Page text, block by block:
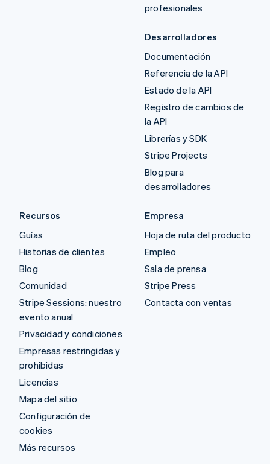
profesionales
Desarrolladores
Documentación
Referencia de la API
Estado de la API
Registro de cambios de
la API
Librerías y SDK
Stripe Projects
Blog para
desarrolladores
Recursos
Guías
Historias de clientes
Blog
Comunidad
Stripe Sessions: nuestro
evento anual
Privacidad y condiciones
Empresas restringidas y
prohibidas
Licencias
Mapa del sitio
Configuración de
cookies
Más recursos
Empresa
Hoja de ruta del producto
Empleo
Sala de prensa
Stripe Press
Contacta con ventas